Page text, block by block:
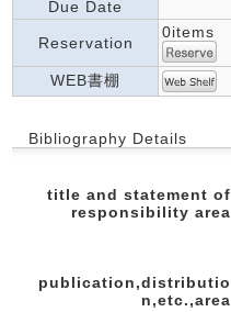
Due Date
Reservation
0items
WEB書棚
Bibliography Details
title and statement of
responsibility area
publication,distributio
n,etc.,area